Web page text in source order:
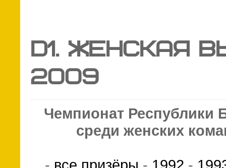
D1. ЖЕНСКАЯ
2009
Чемпионат Республики
среди женских